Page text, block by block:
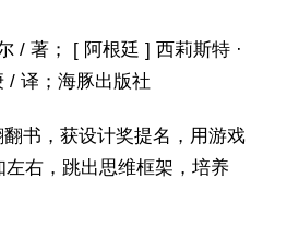
/ 著； [ 阿根廷 ] 西莉斯特 ·
/ 译；海豚出版社
书，获设计奖提名，用游戏
右，跳出思维框架，培养